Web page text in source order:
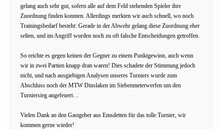
gelang auch sehr gut, sofern alle auf dem Feld stehenden Spieler ihre
Zuordnung finden konnten. Allerdings merkten wir auch schnell, wo noch
Trainingsbedarf besteht: Gerade in der Abwehr gelang diese Zuordnung eher
selten, und im Angriff wurden noch zu oft falsche Entscheidungen getroffen.
So reichte es gegen keinen der Gegner zu einem Punktgewinn, auch wenn
wir in zwei Partien knapp dran waren! Dies schadete der Stimmung jedoch
nicht, und nach ausgiebigen Analysen unseres Turniers wurde zum
Abschluss noch der MTW Dinslaken im Siebenmeterwerfen um den
Turniersieg angefeuert…
Vielen Dank an den Gastgeber aus Emsdetten für das tolle Turnier, wir
kommen gerne wieder!